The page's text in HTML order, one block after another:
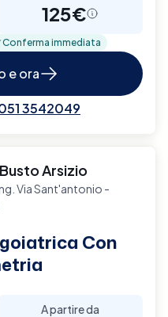
125€
Conferma immediata
e ora
3542049
Arsizio
Via Sant'antonio -
Con
A partire da